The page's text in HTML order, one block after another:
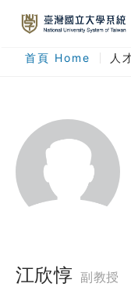
最新消息
人才列表
臺灣國立大學系統
登入
註冊
首頁 Home 人
江欣惇 副教授